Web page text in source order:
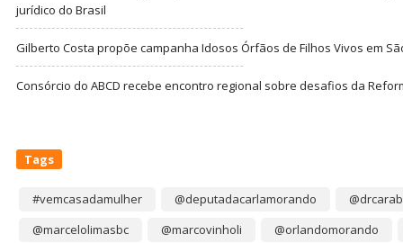
jurídico do Brasil
Gilberto Costa propõe campanha Idosos Órfãos de Filhos Vivos em
Consórcio do ABCD recebe encontro regional sobre desafios da
Tags
#vemcasadamulher @deputadacarlamorando
@marcelolimasbc
@marcovinholi
@orlandomorando